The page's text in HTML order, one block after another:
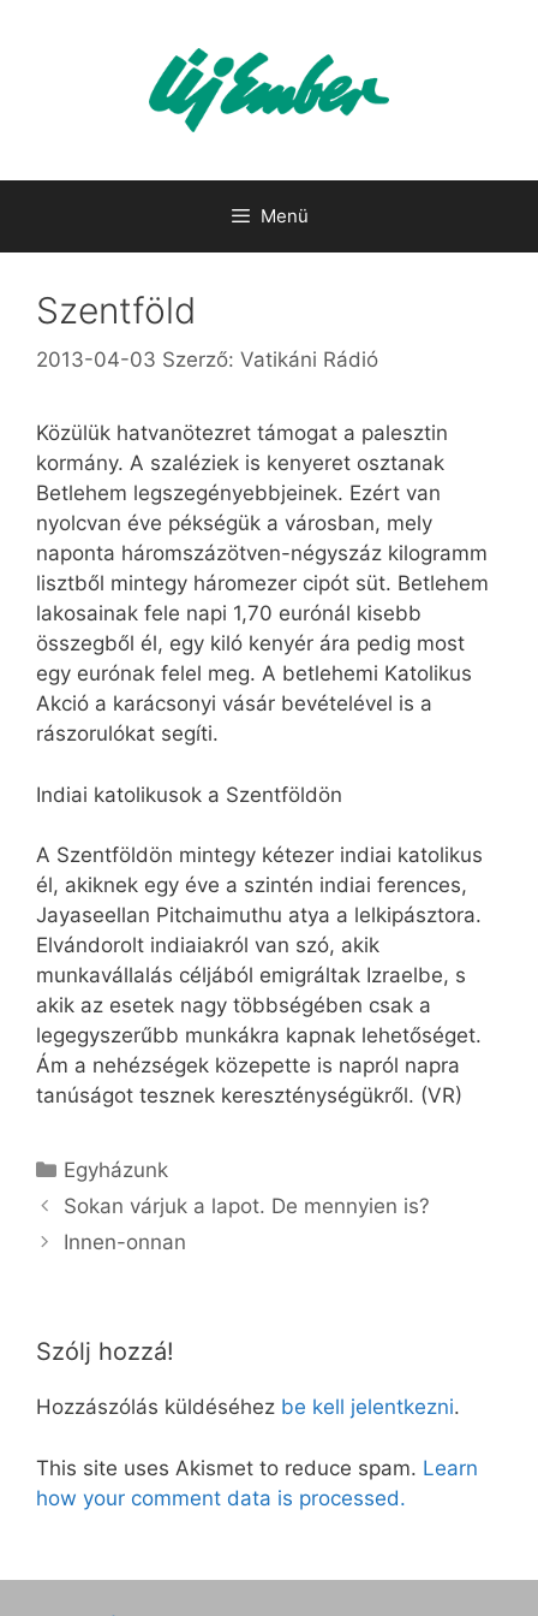
Menü
Szentföld
2013-04-03 Szerző: Vatikáni Rádió
Közülük hatvanötezret támogat a palesztin
kormány. A szaléziek is kenyeret osztanak
Betlehem legszegényebbjeinek. Ezért van
nyolcvan éve pékségük a városban, mely
naponta háromszázötven-négyszáz kilogramm
lisztből mintegy háromezer cipót süt. Betlehem
lakosainak fele napi 1,70 eurónál kisebb
összegből él, egy kiló kenyér ára pedig most
egy eurónak felel meg. A betlehemi Katolikus
Akció a karácsonyi vásár bevételével is a
rászorulókat segíti.
Indiai katolikusok a Szentföldön
A Szentföldön mintegy kétezer indiai katolikus
él, akiknek egy éve a szintén indiai ferences,
Jayaseellan Pitchaimuthu atya a lelkipásztora.
Elvándorolt indiaiakról van szó, akik
munkavállalás céljából emigráltak Izraelbe, s
akik az esetek nagy többségében csak a
legegyszerűbb munkákra kapnak lehetőséget.
Ám a nehézségek közepette is napról napra
tanúságot tesznek kereszténységükről. (VR)
Kategória
Egyházunk
Sokan várjuk a lapot. De mennyien is?
Innen-onnan
Szólj hozzá!
Hozzászólás küldéséhez be kell jelentkezni.
This site uses Akismet to reduce spam. Learn
how your comment data is processed.